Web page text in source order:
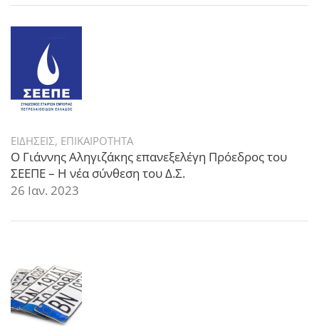
ΕΙΔΗΣΕΙΣ, ΕΠΙΚΑΙΡΟΤΗΤΑ
Ο Γιάννης Αληγιζάκης επανεξελέγη Πρόεδρος του
ΣΕΕΠΕ – Η νέα σύνθεση του Δ.Σ.
26 Ιαν. 2023